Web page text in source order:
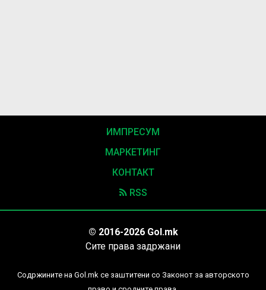
ИМПРЕСУМ
МАРКЕТИНГ
КОНТАКТ
RSS
© 2016-2026 Gol.mk
Сите права задржани
Содржините на Gol.mk се заштитени со Законот за авторското